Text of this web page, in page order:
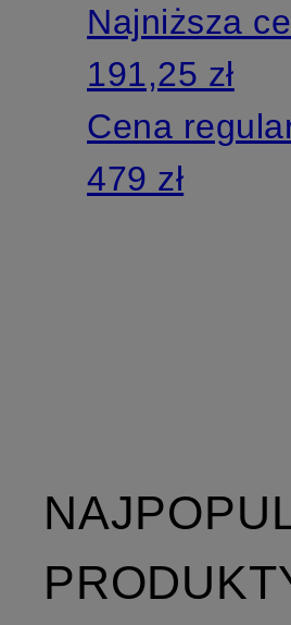
Najniższa
191,25 zł
Cena
479 zł